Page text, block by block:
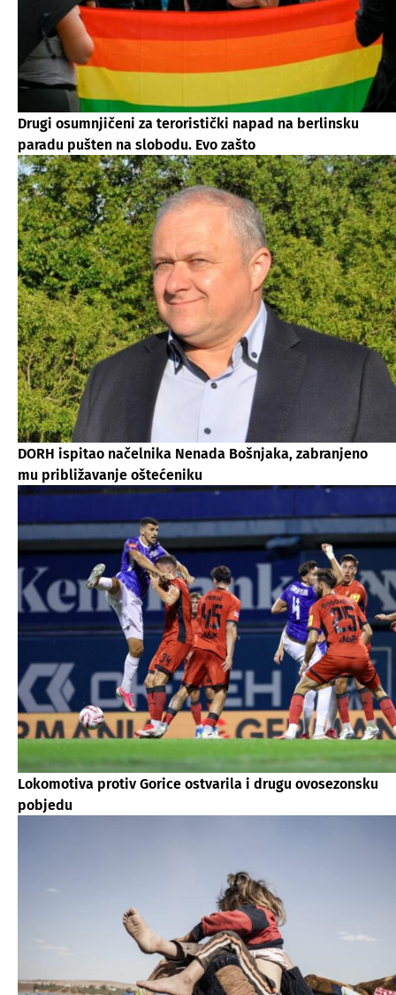
Drugi osumnjičeni za teroristički napad na berlinsku
paradu pušten na slobodu. Evo zašto
DORH ispitao načelnika Nenada Bošnjaka, zabranjeno
mu približavanje oštećeniku
Lokomotiva protiv Gorice ostvarila i drugu ovosezonsku
pobjedu